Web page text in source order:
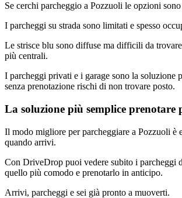
Se cerchi parcheggio a Pozzuoli le opzioni sono
I parcheggi su strada sono limitati e spesso
Le strisce blu sono diffuse ma difficili da
più centrali.
I parcheggi privati e i garage sono la soluzione
senza prenotazione rischi di non trovare posto.
La soluzione più semplice prenotare
Il modo migliore per parcheggiare a Pozzuoli è
quando arrivi.
Con DriveDrop puoi vedere subito i parcheggi
quello più comodo e prenotarlo in anticipo.
Arrivi, parcheggi e sei già pronto a muoverti.